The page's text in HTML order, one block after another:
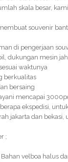
skala besar,
souvenir
di pengerjaan
dukungan mesin
waktunya
berkualitas
bersaing
mencapai
ekspedisi,
jakarta dan
;
velboa halus